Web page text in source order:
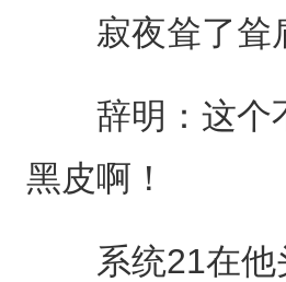
寂夜耸了耸肩
辞明：这个不
黑皮啊！
系统21在他头